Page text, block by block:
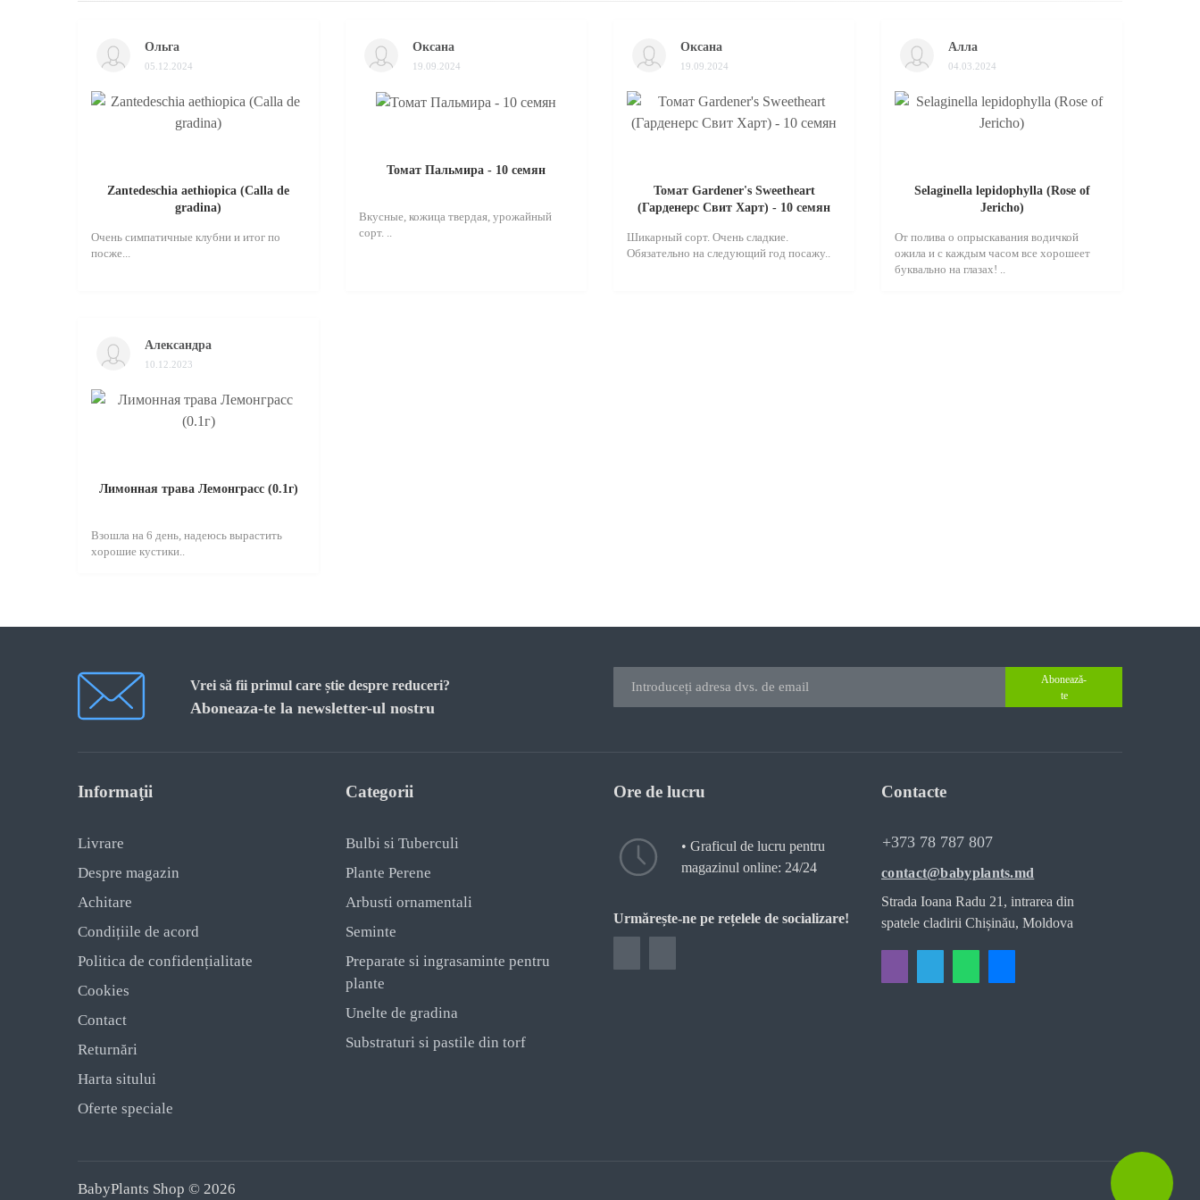
Ольга
05.12.2024
Zantedeschia aethiopica (Calla de
gradina)
Очень симпатичные клубни и итог по
посже...
Оксана
19.09.2024
Томат Пальмира - 10 семян
Вкусные, кожица твердая, урожайный
сорт. ..
Оксана
19.09.2024
Томат Gardener's Sweetheart
(Гарденерс Свит Харт) - 10 семян
Шикарный сорт. Очень сладкие.
Обязательно на следующий год посажу..
Алла
04.03.2024
Selaginella lepidophylla (Rose of
Jericho)
От полива о опрыскавания водичкой
ожила и с каждым часом все хорошеет
буквально на глазах! ..
Александра
10.12.2023
Лимонная трава Лемонграсс (0.1г)
Взошла на 6 день, надеюсь вырастить
хорошие кустики..
Vrei să fii primul care știe despre reduceri?
Aboneaza-te la newsletter-ul nostru
Abonează-
te
Informaţii
Livrare
Despre magazin
Achitare
Condițiile de acord
Politica de confidențialitate
Cookies
Contact
Returnări
Harta sitului
Oferte speciale
Categorii
Bulbi si Tuberculi
Plante Perene
Arbusti ornamentali
Seminte
Preparate si ingrasaminte pentru
plante
Unelte de gradina
Substraturi si pastile din torf
Ore de lucru
• Graficul de lucru pentru
magazinul online: 24/24
Urmărește-ne pe rețelele de socializare!
Contacte
+373 78 787 807
contact@babyplants.md
Strada Ioana Radu 21, intrarea din
spatele cladirii Chișinău, Moldova
BabyPlants Shop © 2026